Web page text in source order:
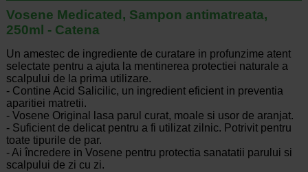
Vosene Medicated, Sampon antimatreata,
250ml - Catena
Un amestec de ingrediente de curatare in profunzime atent
selectate pentru a ajuta la mentinerea protectiei naturale a
scalpului de la prima utilizare.
- Contine Acid Salicilic, un ingredient eficient in preventia
aparitiei matretii.
- Vosene Original lasa parul curat, moale si usor de aranjat.
- Suficient de delicat pentru a fi utilizat zilnic. Potrivit pentru
toate tipurile de par.
- Ai încredere in Vosene pentru protectia sanatatii parului si
scalpului de zi cu zi.